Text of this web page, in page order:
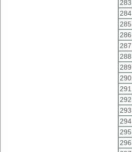
283
284
285
286
287
288
289
290
291
292
293
294
295
296